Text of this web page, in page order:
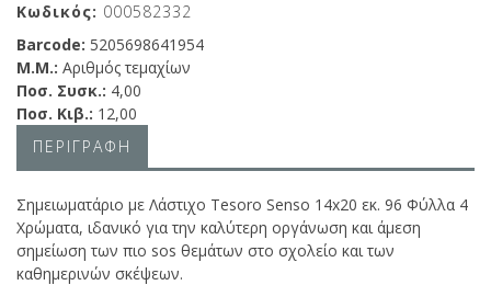
Κωδικός: 000582332
Barcode: 5205698641954
Μ.Μ.: Αριθμός τεμαχίων
Ποσ. Συσκ.: 4,00
Ποσ. Κιβ.: 12,00
ΠΕΡΙΓΡΑΦΗ
Σημειωματάριο με Λάστιχο Tesoro Senso 14x20 εκ. 96 Φύλλα 4
Χρώματα, ιδανικό για την καλύτερη οργάνωση και άμεση
σημείωση των πιο sos θεμάτων στο σχολείο και των
καθημερινών σκέψεων.